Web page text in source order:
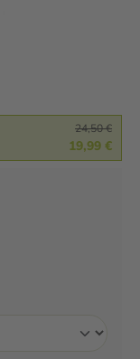
24,50 €
19,99 €